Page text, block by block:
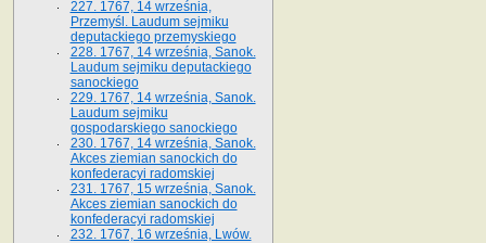
227. 1767, 14 września,
Przemyśl. Laudum sejmiku
deputackiego przemyskiego
228. 1767, 14 września, Sanok.
Laudum sejmiku deputackiego
sanockiego
229. 1767, 14 września, Sanok.
Laudum sejmiku
gospodarskiego sanockiego
230. 1767, 14 września, Sanok.
Akces ziemian sanockich do
konfederacyi radomskiej
231. 1767, 15 września, Sanok.
Akces ziemian sanockich do
konfederacyi radomskiej
232. 1767, 16 września, Lwów.